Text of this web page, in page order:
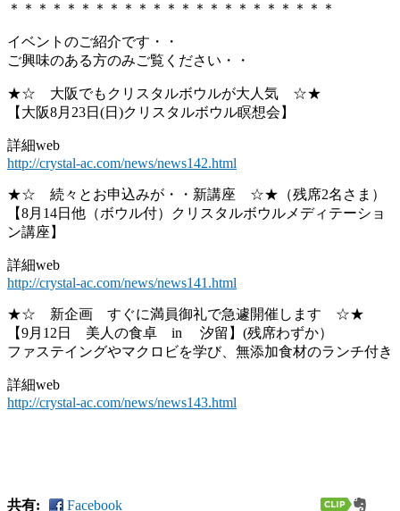
＊＊＊＊＊＊＊＊＊＊＊＊＊＊＊＊＊＊＊＊＊＊＊
イベントのご紹介です・・
ご興味のある方のみご覧ください・・
★☆ 大阪でもクリスタルボウルが大人気 ☆★
【大阪8月23日(日)クリスタルボウル瞑想会】
詳細web
http://crystal-ac.com/news/news142.html
★☆ 続々とお申込みが・・新講座 ☆★（残席2名さま）
【8月14日他（ボウル付）クリスタルボウルメディテーショ
ン講座】
詳細web
http://crystal-ac.com/news/news141.html
★☆ 新企画 すぐに満員御礼で急遽開催します ☆★
【9月12日 美人の食卓 in 汐留】(残席わずか）
ファステイングやマクロビを学び、無添加食材のランチ付き
詳細web
http://crystal-ac.com/news/news143.html
共有: Facebook